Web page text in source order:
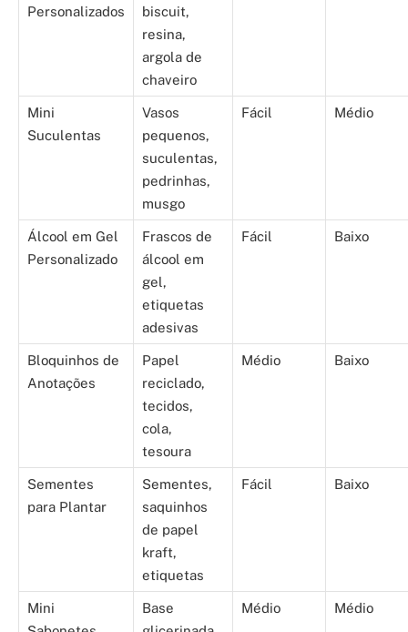
Personalizados
biscuit,
resina,
argola de
chaveiro
Mini
Suculentas
Vasos
pequenos,
suculentas,
pedrinhas,
musgo
Fácil Médio
Álcool em Gel
Personalizado
Frascos de
álcool em
gel,
etiquetas
adesivas
Fácil Baixo
Bloquinhos de
Anotações
Papel
reciclado,
tecidos,
cola,
tesoura
Médio Baixo
Sementes
para Plantar
Sementes,
saquinhos
de papel
kraft,
etiquetas
Fácil Baixo
Mini
Base
Médio Médio